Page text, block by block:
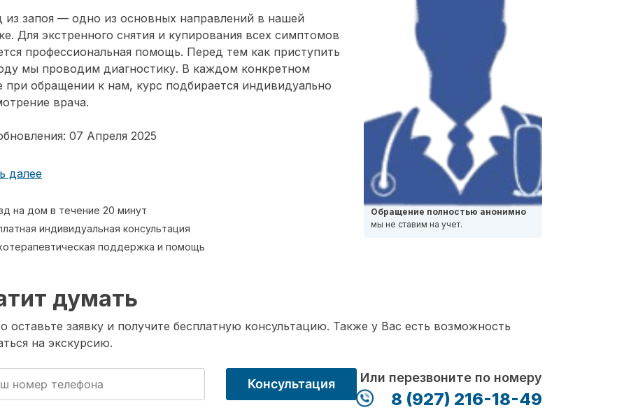
из запоя — одно из основных направлений в нашей
Для экстренного снятия и купирования всех симптомов
профессиональная помощь. Перед тем как приступить
мы проводим диагностику. В каждом конкретном
при обращении к нам, курс подбирается индивидуально
врача.
07 Апреля 2025
далее
на дом в течение 20 минут
индивидуальная консультация
поддержка и помощь
Обращение полностью анонимно
мы не ставим на учет.
думать
оставьте заявку и получите бесплатную консультацию. Также у Вас есть возможность
на экскурсию.
Консультация Или перезвоните по номеру
8 (927) 216-18-49